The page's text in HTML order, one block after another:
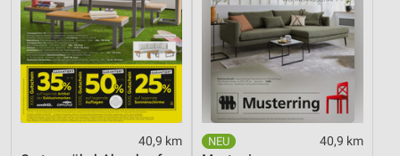
40,9 km 40,9 km